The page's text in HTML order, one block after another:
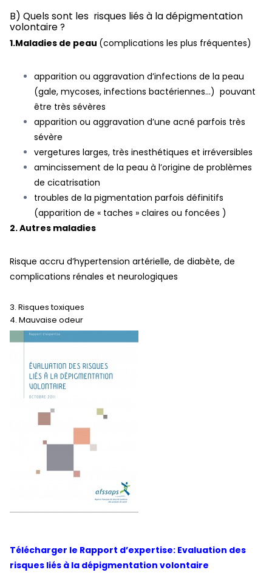
B) Quels sont les risques liés à la dépigmentation
volontaire ?
1.Maladies de peau (complications les plus fréquentes)
apparition ou aggravation d’infections de la peau
(gale, mycoses, infections bactériennes…) pouvant
être très sévères
apparition ou aggravation d’une acné parfois très
sévère
vergetures larges, très inesthétiques et irréversibles
amincissement de la peau à l’origine de problèmes
de cicatrisation
troubles de la pigmentation parfois définitifs
(apparition de « taches » claires ou foncées )
2. Autres maladies
Risque accru d’hypertension artérielle, de diabète, de
complications rénales et neurologiques
3. Risques toxiques
4. Mauvaise odeur
Télécharger le Rapport d’expertise: Evaluation des
risques liés à la dépigmentation volontaire